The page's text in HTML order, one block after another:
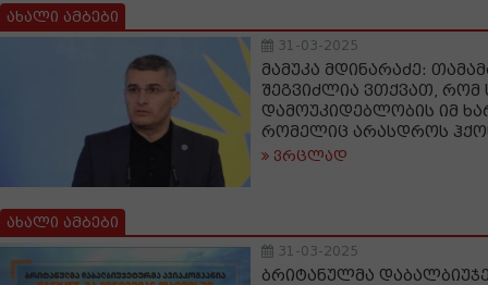
ახალი ამბები
31-03-2025
მამუკა მდინარაძე:
შეგვიძლია ვთქვათ,
დამოუკიდებლობის იმ
რომელიც არასდროს
ვრცლად
ახალი ამბები
31-03-2025
ბრიტანულმა